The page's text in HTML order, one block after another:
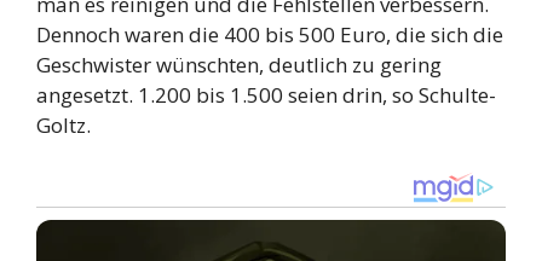
Dennoch waren die 400 bis 500 Euro, die sich die
Geschwister wünschten, deutlich zu gering
angesetzt. 1.200 bis 1.500 seien drin, so Schulte-
Goltz.